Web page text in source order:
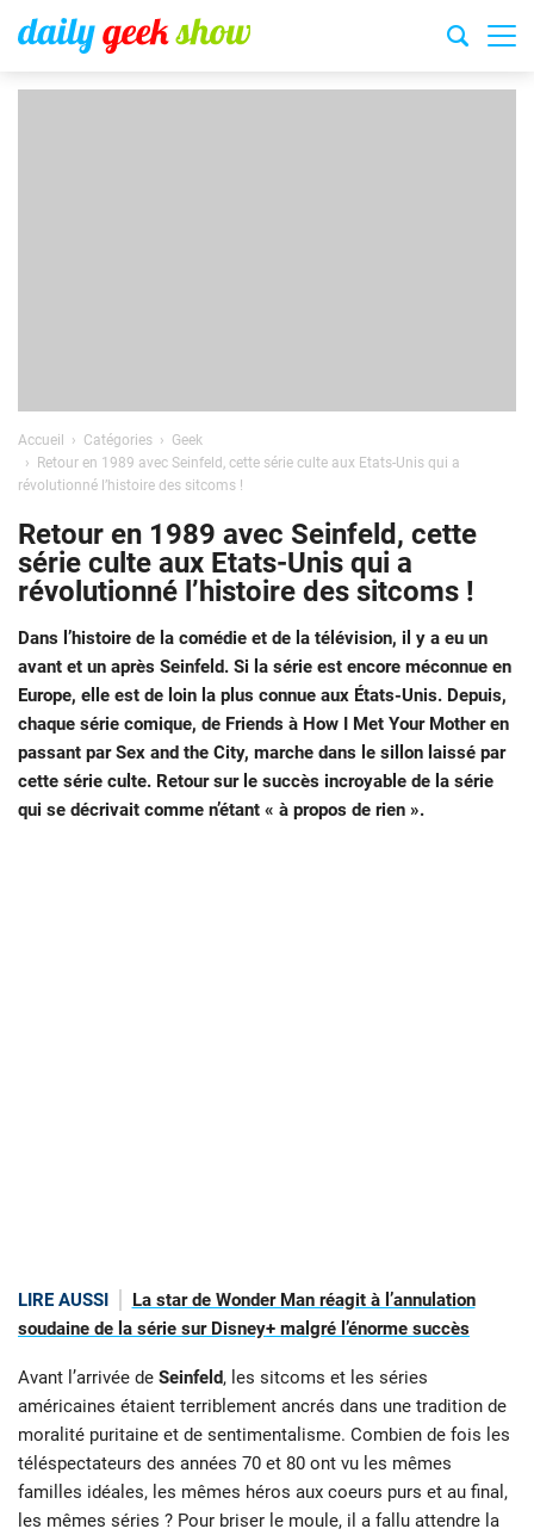
Accueil Catégories
Geek
Retour en 1989 avec Seinfeld, cette série culte aux Etats-Unis qui a
révolutionné l’histoire des sitcoms !
Retour en 1989 avec Seinfeld, cette
série culte aux Etats-Unis qui a
révolutionné l’histoire des sitcoms !
Dans l’histoire de la comédie et de la télévision, il y a eu un
avant et un après Seinfeld. Si la série est encore méconnue en
Europe, elle est de loin la plus connue aux États-Unis. Depuis,
chaque série comique, de Friends à How I Met Your Mother en
passant par Sex and the City, marche dans le sillon laissé par
cette série culte. Retour sur le succès incroyable de la série
qui se décrivait comme n’étant « à propos de rien ».
LIRE AUSSI
La star de Wonder Man réagit à l’annulation
soudaine de la série sur Disney+ malgré l’énorme succès
Avant l’arrivée de Seinfeld, les sitcoms et les séries
américaines étaient terriblement ancrés dans une tradition de
moralité puritaine et de sentimentalisme. Combien de fois les
téléspectateurs des années 70 et 80 ont vu les mêmes
familles idéales, les mêmes héros aux coeurs purs et au final,
les mêmes séries ? Pour briser le moule, il a fallu attendre la